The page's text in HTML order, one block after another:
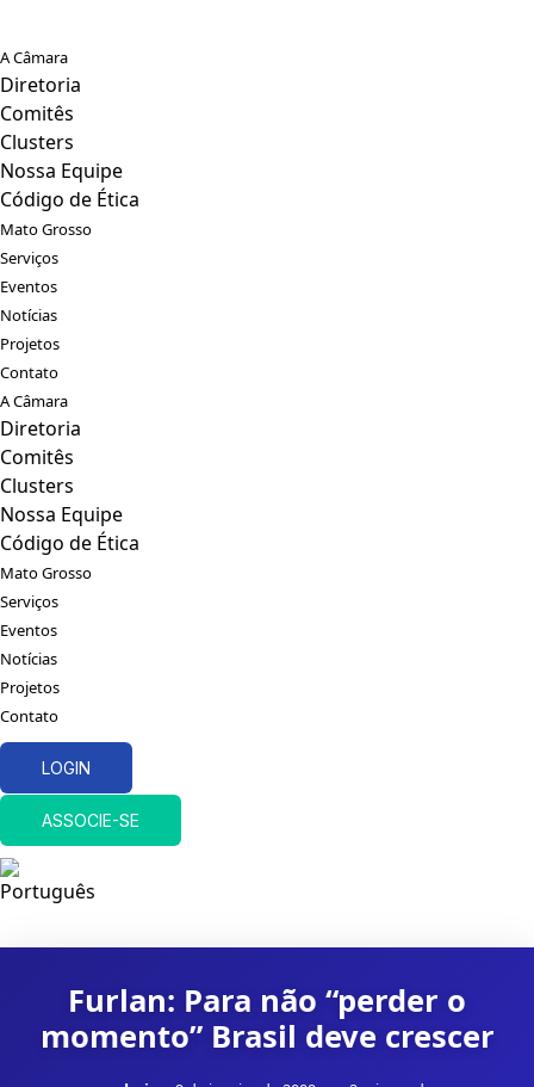
A Câmara
Diretoria
Comitês
Clusters
Nossa Equipe
Código de Ética
Mato Grosso
Serviços
Eventos
Notícias
Projetos
Contato
A Câmara
Diretoria
Comitês
Clusters
Nossa Equipe
Código de Ética
Mato Grosso
Serviços
Eventos
Notícias
Projetos
Contato
LOGIN
ASSOCIE-SE
Furlan: Para não “perder o
momento” Brasil deve crescer